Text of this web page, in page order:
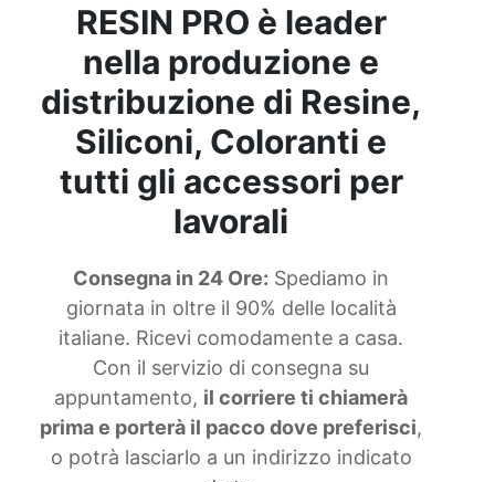
RESIN PRO è leader
nella produzione e
distribuzione di Resine,
Siliconi, Coloranti e
tutti gli accessori per
lavorali
Consegna in 24 Ore: Spediamo in
giornata in oltre il 90% delle località
italiane. Ricevi comodamente a casa.
Con il servizio di consegna su
appuntamento, il corriere ti chiamerà
prima e porterà il pacco dove preferisci,
o potrà lasciarlo a un indirizzo indicato